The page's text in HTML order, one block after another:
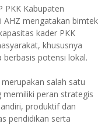
PKK Kabupaten
AHZ mengatakan bimtek
kader PKK
khususnya
potensi lokal.
salah satu
memiliki peran strategis
produktif dan
pendidikan serta